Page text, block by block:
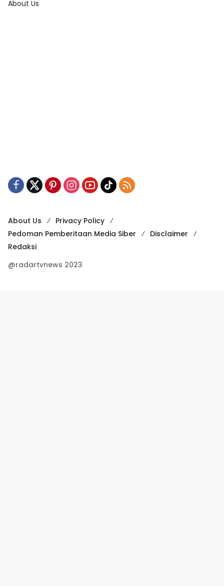
About Us
About Us
Privacy Policy
Pedoman Pemberitaan Media Siber
Disclaimer
Redaksi
@radartvnews 2023